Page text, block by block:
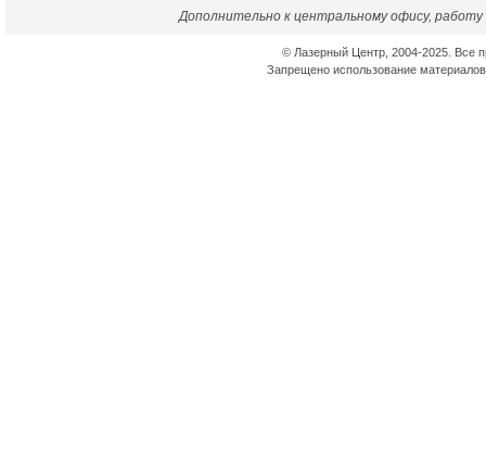
Дополнительно к центральному офису,
© Лазерный Центр, 2004-2025. Все
Запрещено использование